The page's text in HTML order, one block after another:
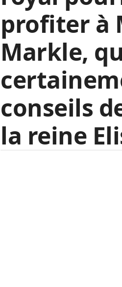
profiter à
Markle,
conseils
la reine